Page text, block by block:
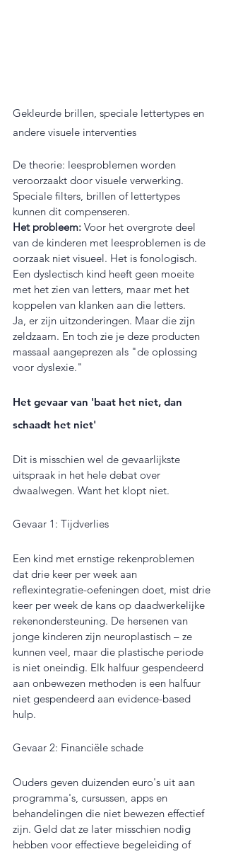
Gekleurde brillen, speciale lettertypes en
andere visuele interventies
De theorie: leesproblemen worden
veroorzaakt door visuele verwerking.
Speciale filters, brillen of lettertypes
kunnen dit compenseren.
Het probleem: Voor het overgrote deel
van de kinderen met leesproblemen is de
oorzaak niet visueel. Het is fonologisch.
Een dyslectisch kind heeft geen moeite
met het zien van letters, maar met het
koppelen van klanken aan die letters.
Ja, er zijn uitzonderingen. Maar die zijn
zeldzaam. En toch zie je deze producten
massaal aangeprezen als "de oplossing
voor dyslexie."
Het gevaar van 'baat het niet, dan
schaadt het niet'
Dit is misschien wel de gevaarlijkste
uitspraak in het hele debat over
dwaalwegen. Want het klopt niet.
Gevaar 1: Tijdverlies
Een kind met ernstige rekenproblemen
dat drie keer per week aan
reflexintegratie-oefeningen doet, mist drie
keer per week de kans op daadwerkelijke
rekenondersteuning. De hersenen van
jonge kinderen zijn neuroplastisch – ze
kunnen veel, maar die plastische periode
is niet oneindig. Elk halfuur gespendeerd
aan onbewezen methoden is een halfuur
niet gespendeerd aan evidence-based
hulp.
Gevaar 2: Financiële schade
Ouders geven duizenden euro's uit aan
programma's, cursussen, apps en
behandelingen die niet bewezen effectief
zijn. Geld dat ze later misschien nodig
hebben voor effectieve begeleiding of